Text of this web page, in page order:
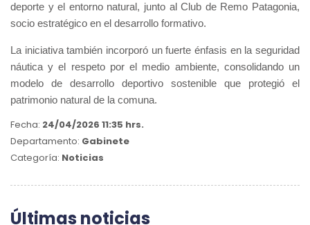
deporte y el entorno natural, junto al Club de Remo Patagonia,
socio estratégico en el desarrollo formativo.
La iniciativa también incorporó un fuerte énfasis en la seguridad
náutica y el respeto por el medio ambiente, consolidando un
modelo de desarrollo deportivo sostenible que protegió el
patrimonio natural de la comuna.
Fecha: 24/04/2026 11:35 hrs.
Departamento: Gabinete
Categoría: Noticias
Últimas noticias